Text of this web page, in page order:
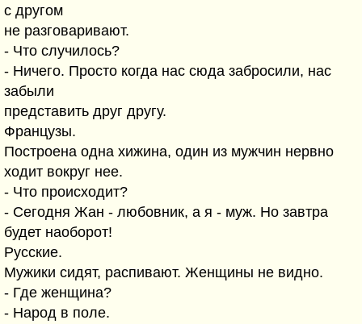
с другом
не разговаривают.
- Что случилось?
- Ничего. Просто когда нас сюда забросили, нас
забыли
представить друг другу.
Французы.
Построена одна хижина, один из мужчин нервно
ходит вокруг нее.
- Что происходит?
- Сегодня Жан - любовник, а я - муж. Но завтра
будет наоборот!
Русские.
Мужики сидят, распивают. Женщины не видно.
- Где женщина?
- Народ в поле.